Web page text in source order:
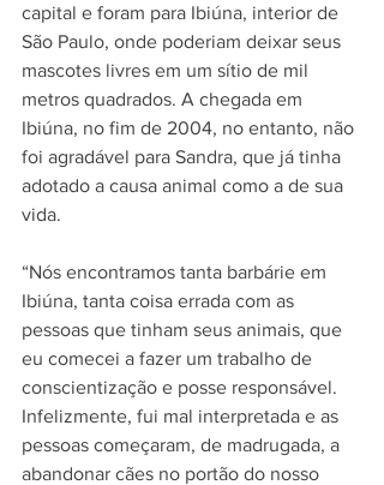
capital e foram para Ibiúna, interior de
São Paulo, onde poderiam deixar seus
mascotes livres em um sítio de mil
metros quadrados. A chegada em
Ibiúna, no fim de 2004, no entanto, não
foi agradável para Sandra, que já tinha
adotado a causa animal como a de sua
vida.
“Nós encontramos tanta barbárie em
Ibiúna, tanta coisa errada com as
pessoas que tinham seus animais, que
eu comecei a fazer um trabalho de
conscientização e posse responsável.
Infelizmente, fui mal interpretada e as
pessoas começaram, de madrugada, a
abandonar cães no portão do nosso